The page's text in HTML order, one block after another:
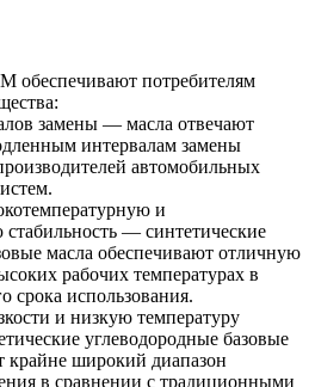
обеспечивают потребителям
замены — масла отвечают
интервалам замены
автомобильных
и
— синтетические
масла обеспечивают отличную
рабочих температурах в
срока использования.
и низкую температуру
углеводородные базовые
крайне широкий диапазон
в сравнении с традиционными